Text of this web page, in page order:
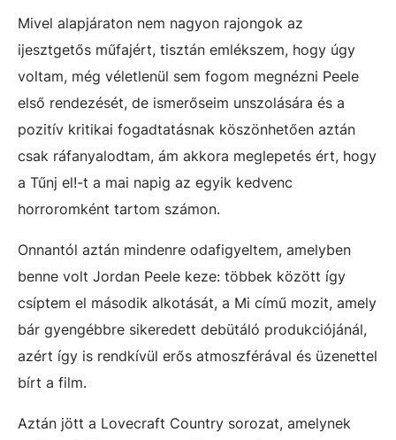
Mivel alapjáraton nem nagyon rajongok az
ijesztgetős műfajért, tisztán emlékszem, hogy úgy
voltam, még véletlenül sem fogom megnézni Peele
első rendezését, de ismerőseim unszolására és a
pozitív kritikai fogadtatásnak köszönhetően aztán
csak ráfanyalodtam, ám akkora meglepetés ért, hogy
a Tűnj el!-t a mai napig az egyik kedvenc
horroromként tartom számon.
Onnantól aztán mindenre odafigyeltem, amelyben
benne volt Jordan Peele keze: többek között így
csíptem el második alkotását, a Mi című mozit, amely
bár gyengébbre sikeredett debütáló produkciójánál,
azért így is rendkívül erős atmoszférával és üzenettel
bírt a film.
Aztán jött a Lovecraft Country sorozat, amelynek